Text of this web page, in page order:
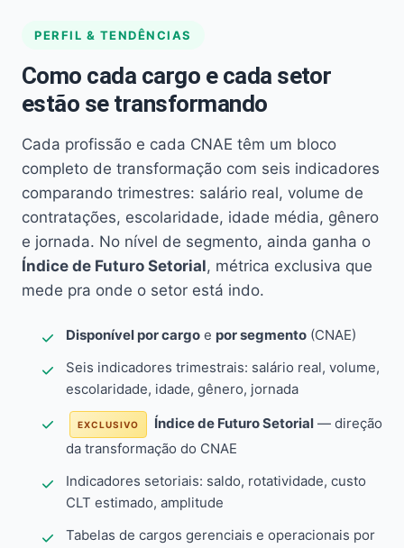
PERFIL & TENDÊNCIAS
Como cada cargo e cada setor
estão se transformando
Cada profissão e cada CNAE têm um bloco
completo de transformação com seis indicadores
comparando trimestres: salário real, volume de
contratações, escolaridade, idade média, gênero
e jornada. No nível de segmento, ainda ganha o
Índice de Futuro Setorial, métrica exclusiva que
mede pra onde o setor está indo.
Disponível por cargo e por segmento (CNAE)
Seis indicadores trimestrais: salário real, volume,
escolaridade, idade, gênero, jornada
EXCLUSIVO Índice de Futuro Setorial — direção
da transformação do CNAE
Indicadores setoriais: saldo, rotatividade, custo
CLT estimado, amplitude
Tabelas de cargos gerenciais e operacionais por